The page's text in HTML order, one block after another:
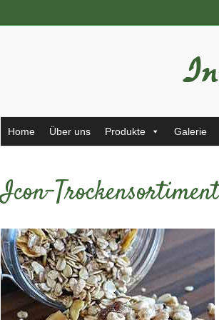
Home Über uns Produkte Galerie
Icon-